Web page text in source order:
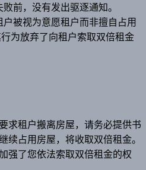
前，没有发出驱逐通知。
户被视为意愿租户而非擅自占用
行为放弃了向租户索取双倍租金
求租户搬离房屋，请务必提供书
续占用房屋，将收取双倍租金。
强了您依法索取双倍租金的权